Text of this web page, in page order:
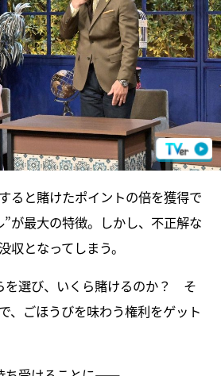
ると賭けたポイントの倍を獲得で
が最大の特徴。しかし、不正解な
収となってしまう。
を選び、いくら賭けるのか？ そ
、ごほうびを味わう権利をゲット